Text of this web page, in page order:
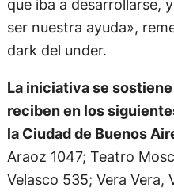
que iba a desarrollarse,
ser nuestra ayuda»,
dark del under.
La iniciativa se
reciben en los
la Ciudad de Buenos
Araoz 1047; Teatro
Velasco 535; Vera Vera,